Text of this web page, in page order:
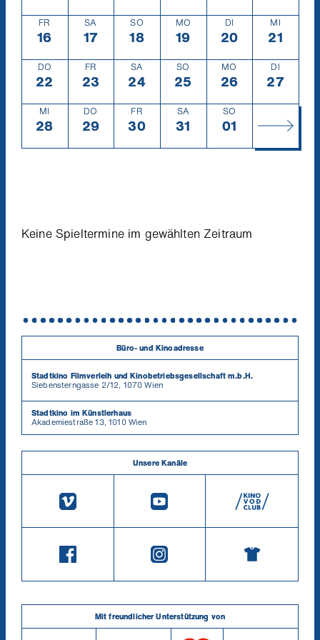
FR
Freitag
16.8.
16
SA
Samstag
17.8.
17
SO
Sonntag
18.8.
18
MO
Montag
19.8.
19
DI
Dienstag
20.8.
20
MI
21.8.
21
DO
Donnerstag
22.8.
22
FR
Freitag
23.8.
23
SA
Samstag
24.8.
24
SO
Sonntag
25.8.
25
MO
Montag
26.8.
26
DI
27.8.
27
MI
Mittwoch
28.8.
28
DO
Donnerstag
29.8.
29
FR
Freitag
30.8.
30
SA
Samstag
31.8.
31
SO
Sonntag
1.9.
01
Keine Spieltermine im gewählten Zeitraum
Büro- und Kinoadresse
Stadtkino Filmverleih und Kinobetriebsgesellschaft m.b.H.
Siebensterngasse 2/12, 1070 Wien
Stadtkino im Künstlerhaus
Akademiestraße 13, 1010 Wien
Unsere Kanäle
Mit freundlicher Unterstützung von